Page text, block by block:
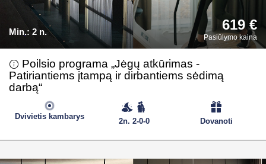
Min.: 2 n. 619 €
Pasiūlymo kaina
Poilsio programa „Jėgų atkūrimas -
Patiriantiems įtampą ir dirbantiems sėdimą
darbą“
Dovanoti
Dvivietis kambarys
2n. 2-0-0